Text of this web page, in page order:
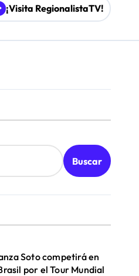
¡Visita RegionalistaTV!
Buscar
Soto competirá en
por el Tour Mundial